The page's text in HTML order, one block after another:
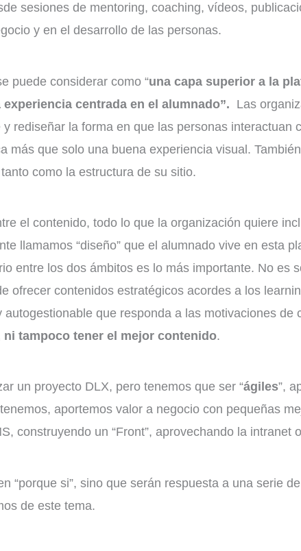
sesiones de mentoring, coaching, vídeos,
y en el desarrollo de las personas.
puede considerar como “una capa superior a la
centrada en el alumnado”. Las
rediseñar la forma en que las personas interactuan
más que solo una buena experiencia visual.
como la estructura de su sitio.
el contenido, todo lo que la organización quiere
llamamos “diseño” que el alumnado vive en esta
entre los dos ámbitos es lo más importante. No es
ofrecer contenidos estratégicos acordes a los
que responda a las motivaciones de
tampoco tener el mejor contenido.
un proyecto DLX, pero tenemos que ser “ágiles”,
aportemos valor a negocio con pequeñas
construyendo un “Front”, aprovechando la intranet
“porque si”, sino que serán respuesta a una serie
de este tema.